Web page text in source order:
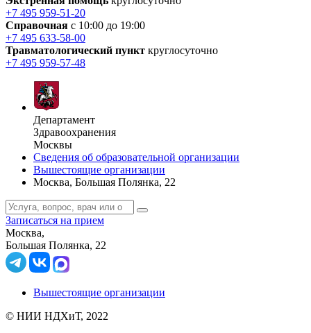
+7 495 959-51-20
Справочная с 10:00 до 19:00
+7 495 633-58-00
Травматологический пункт круглосуточно
+7 495 959-57-48
Департамент
Здравоохранения
Москвы
Сведения об образовательной организации
Вышестоящие организации
Москва, Большая Полянка, 22
Записаться на прием
Москва,
Большая Полянка, 22
Вышестоящие организации
© НИИ НДХиТ, 2022